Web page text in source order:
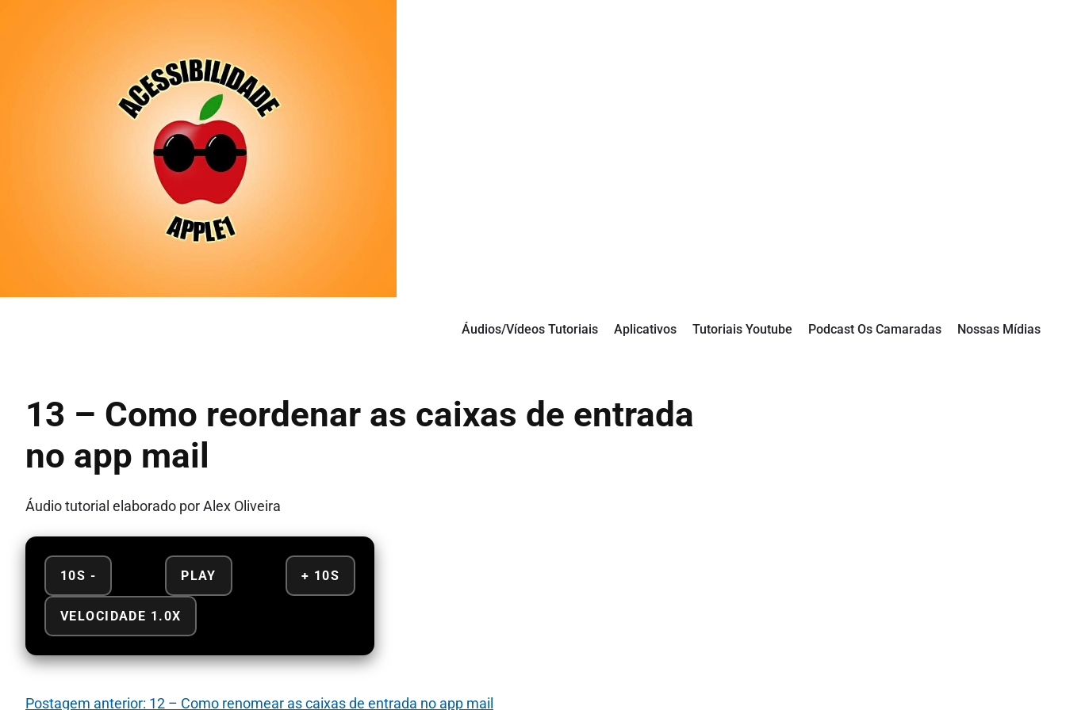
Áudios/Vídeos Tutoriais Aplicativos Tutoriais Youtube Podcast Os Camaradas Nossas Mídias
13 – Como reordenar as caixas de entrada
no app mail
Áudio tutorial elaborado por Alex Oliveira
10S - PLAY + 10S
VELOCIDADE 1.0X
Postagem anterior: 12 – Como renomear as caixas de entrada no app mail